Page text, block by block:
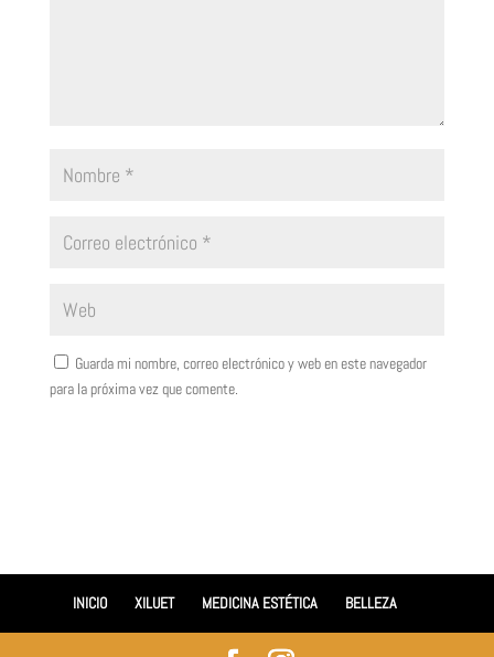
Guarda mi nombre, correo electrónico y web en este navegador
para la próxima vez que comente.
INICIO XILUET MEDICINA ESTÉTICA BELLEZA